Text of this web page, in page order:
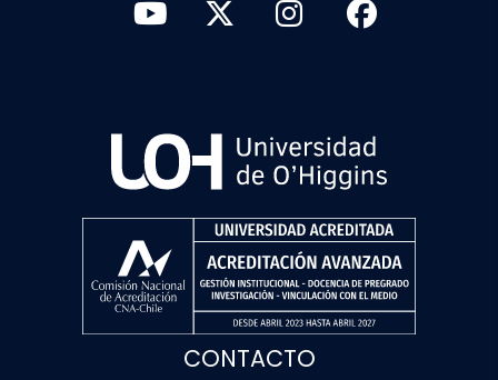
CONTACTO